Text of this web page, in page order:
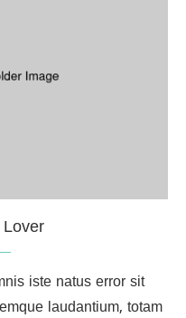
iste natus error sit
laudantium, totam